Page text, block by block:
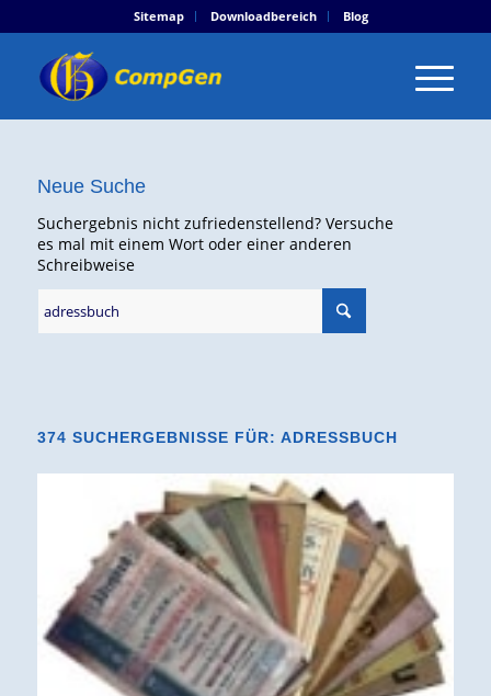
Sitemap Downloadbereich Blog
Neue Suche
Suchergebnis nicht zufriedenstellend? Versuche
es mal mit einem Wort oder einer anderen
Schreibweise
374 SUCHERGEBNISSE FÜR: ADRESSBUCH